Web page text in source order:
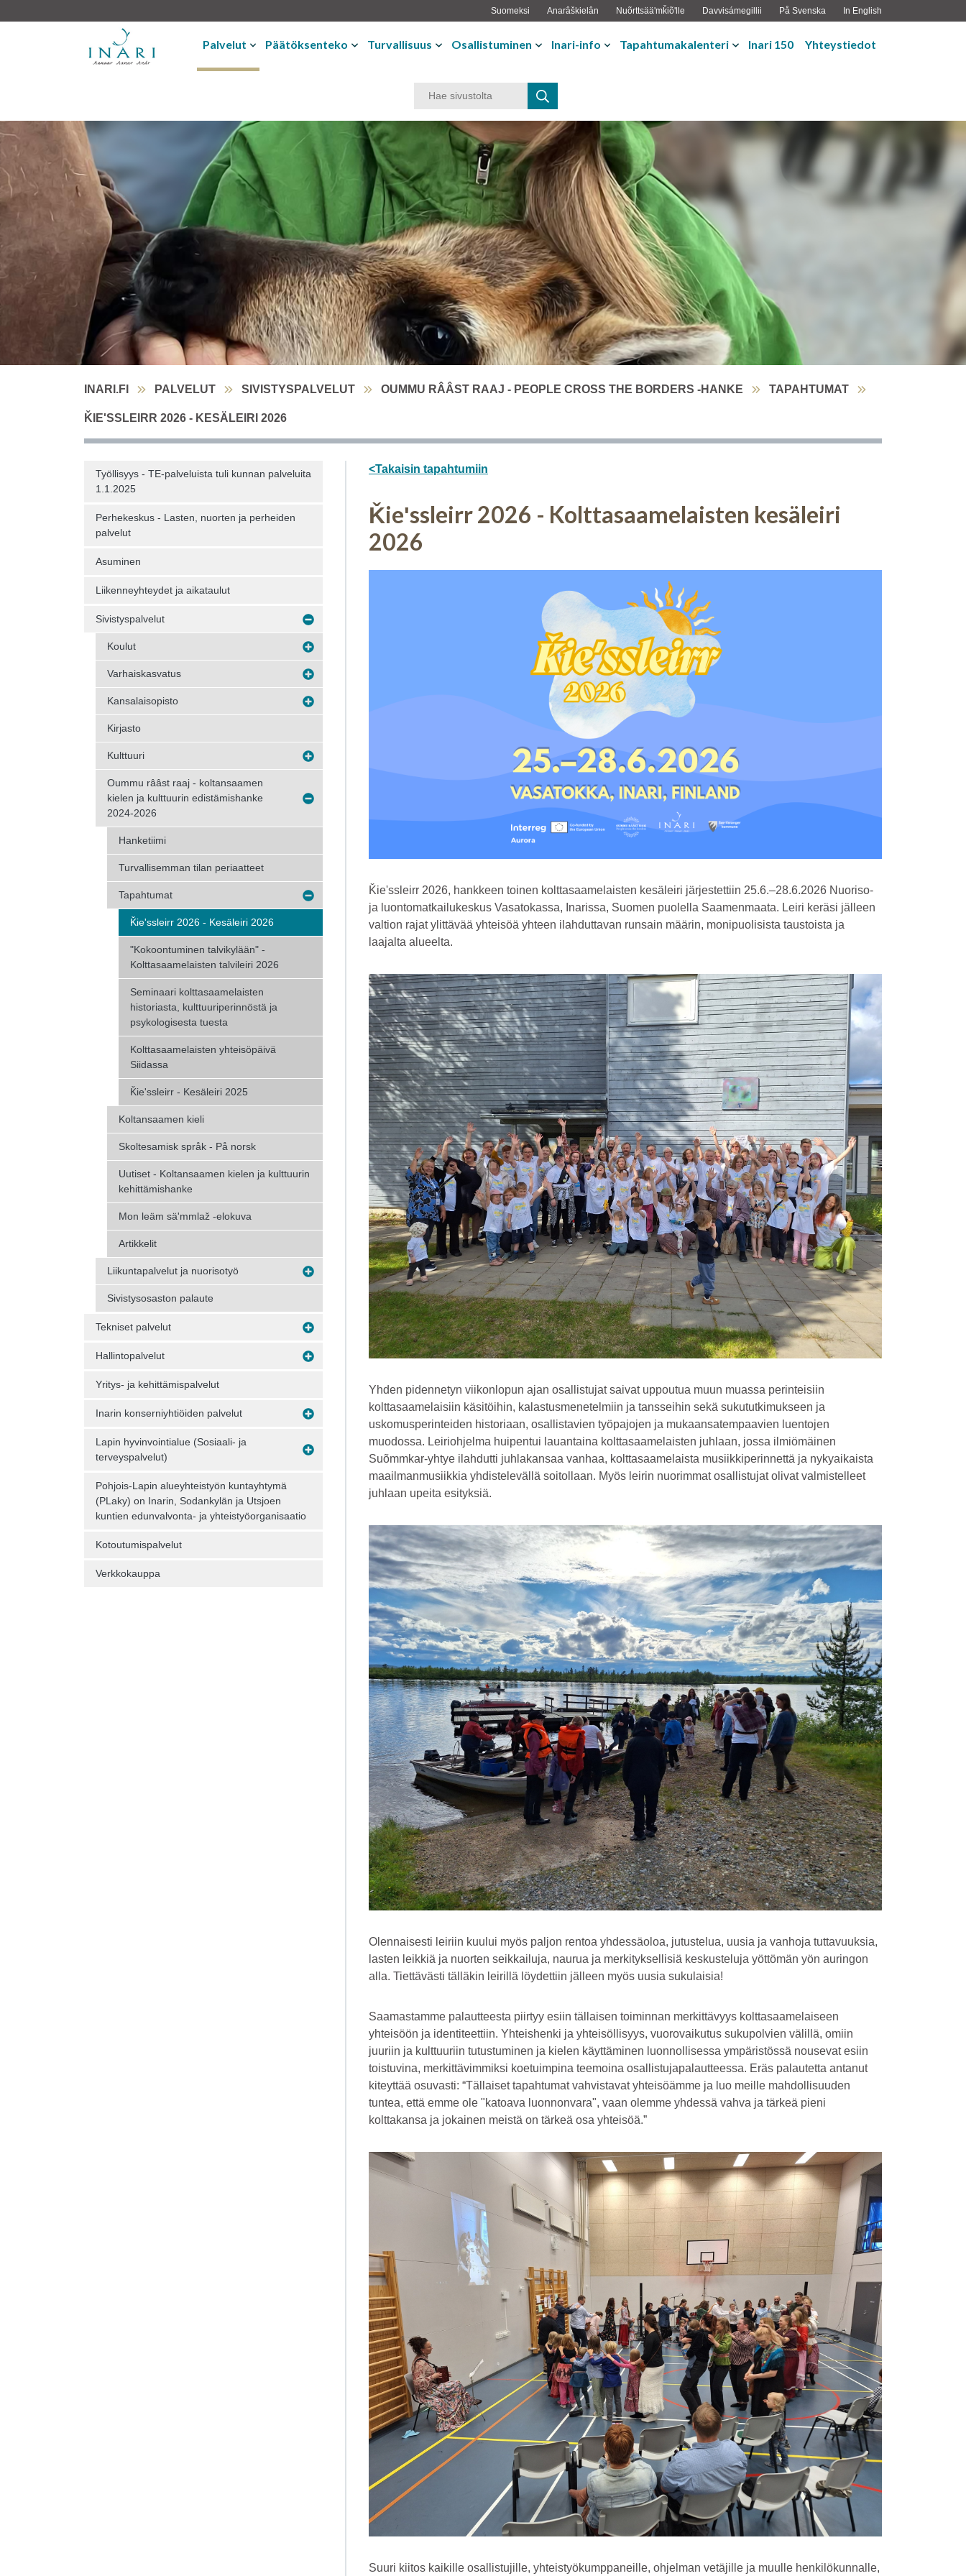
Suomeksi Anarâškielân Nuõrttsääʹmǩiõʹlle Davvisámegillii På Svenska In English
Palvelut Päätöksenteko Turvallisuus Osallistuminen Inari-info Tapahtumakalenteri Inari 150 Yhteystiedot
INARI.FI PALVELUT SIVISTYSPALVELUT OUMMU RÂÂST RAAJ - PEOPLE CROSS THE BORDERS -HANKE TAPAHTUMAT
ǨIEʹSSLEIRR 2026 - KESÄLEIRI 2026
Työllisyys - TE-palveluista tuli kunnan palveluita
1.1.2025
Perhekeskus - Lasten, nuorten ja perheiden
palvelut
Asuminen
Liikenneyhteydet ja aikataulut
Sivistyspalvelut
Koulut
Varhaiskasvatus
Kansalaisopisto
Kirjasto
Kulttuuri
Oummu rââst raaj - koltansaamen
kielen ja kulttuurin edistämishanke
2024-2026
Hanketiimi
Turvallisemman tilan periaatteet
Tapahtumat
Ǩieʹssleirr 2026 - Kesäleiri 2026
"Kokoontuminen talvikylään" -
Kolttasaamelaisten talvileiri 2026
Seminaari kolttasaamelaisten
historiasta, kulttuuriperinnöstä ja
psykologisesta tuesta
Kolttasaamelaisten yhteisöpäivä
Siidassa
Ǩieʹssleirr - Kesäleiri 2025
Koltansaamen kieli
Skoltesamisk språk - På norsk
Uutiset - Koltansaamen kielen ja kulttuurin
kehittämishanke
Mon leäm säʹmmlaž -elokuva
Artikkelit
Liikuntapalvelut ja nuorisotyö
Sivistysosaston palaute
Tekniset palvelut
Hallintopalvelut
Yritys- ja kehittämispalvelut
Inarin konserniyhtiöiden palvelut
Lapin hyvinvointialue (Sosiaali- ja
terveyspalvelut)
Pohjois-Lapin alueyhteistyön kuntayhtymä
(PLaky) on Inarin, Sodankylän ja Utsjoen
kuntien edunvalvonta- ja yhteistyöorganisaatio
Kotoutumispalvelut
Verkkokauppa
<Takaisin tapahtumiin
Ǩieʹssleirr 2026 - Kolttasaamelaisten kesäleiri
2026
Ǩieʹssleirr 2026, hankkeen toinen kolttasaamelaisten kesäleiri järjestettiin 25.6.–28.6.2026 Nuoriso-
ja luontomatkailukeskus Vasatokassa, Inarissa, Suomen puolella Saamenmaata. Leiri keräsi jälleen
valtion rajat ylittävää yhteisöä yhteen ilahduttavan runsain määrin, monipuolisista taustoista ja
laajalta alueelta.
Yhden pidennetyn viikonlopun ajan osallistujat saivat uppoutua muun muassa perinteisiin
kolttasaamelaisiin käsitöihin, kalastusmenetelmiin ja tansseihin sekä sukututkimukseen ja
uskomusperinteiden historiaan, osallistavien työpajojen ja mukaansatempaavien luentojen
muodossa. Leiriohjelma huipentui lauantaina kolttasaamelaisten juhlaan, jossa ilmiömäinen
Suõmmkar-yhtye ilahdutti juhlakansaa vanhaa, kolttasaamelaista musiikkiperinnettä ja nykyaikaista
maailmanmusiikkia yhdistelevällä soitollaan. Myös leirin nuorimmat osallistujat olivat valmistelleet
juhlaan upeita esityksiä.
Olennaisesti leiriin kuului myös paljon rentoa yhdessäoloa, jutustelua, uusia ja vanhoja tuttavuuksia,
lasten leikkiä ja nuorten seikkailuja, naurua ja merkityksellisiä keskusteluja yöttömän yön auringon
alla. Tiettävästi tälläkin leirillä löydettiin jälleen myös uusia sukulaisia!
Saamastamme palautteesta piirtyy esiin tällaisen toiminnan merkittävyys kolttasaamelaiseen
yhteisöön ja identiteettiin. Yhteishenki ja yhteisöllisyys, vuorovaikutus sukupolvien välillä, omiin
juuriin ja kulttuuriin tutustuminen ja kielen käyttäminen luonnollisessa ympäristössä nousevat esiin
toistuvina, merkittävimmiksi koetuimpina teemoina osallistujapalautteessa. Eräs palautetta antanut
kiteyttää osuvasti: “Tällaiset tapahtumat vahvistavat yhteisöämme ja luo meille mahdollisuuden
tuntea, että emme ole "katoava luonnonvara", vaan olemme yhdessä vahva ja tärkeä pieni
kolttakansa ja jokainen meistä on tärkeä osa yhteisöä.”
Suuri kiitos kaikille osallistujille, yhteistyökumppaneille, ohjelman vetäjille ja muulle henkilökunnalle,